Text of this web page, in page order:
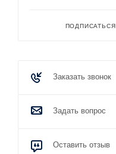
ПОДПИСАТЬСЯ
Заказать звонок
Задать вопрос
Оставить отзыв